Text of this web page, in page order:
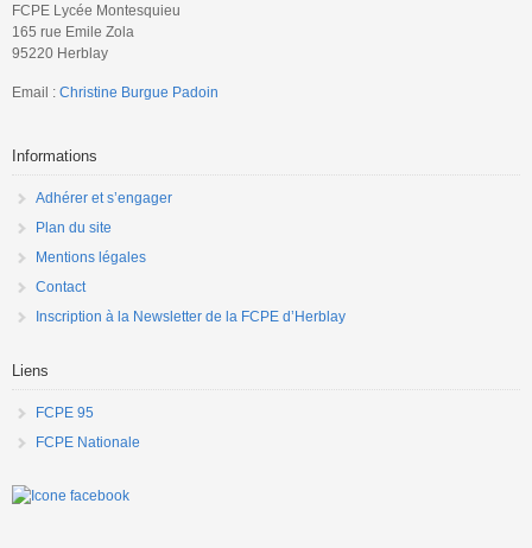
FCPE Lycée Montesquieu
165 rue Emile Zola
95220 Herblay
Email : Christine Burgue Padoin
Informations
Adhérer et s’engager
Plan du site
Mentions légales
Contact
Inscription à la Newsletter de la FCPE d’Herblay
Liens
FCPE 95
FCPE Nationale